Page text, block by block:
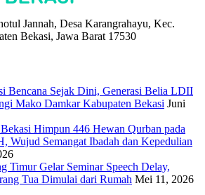
Jannah, Desa Karangrahayu, Kec.
Bekasi, Jawa Barat 17530
Bencana Sejak Dini, Generasi Belia LDII
Mako Damkar Kabupaten Bekasi Juni
Himpun 446 Hewan Qurban pada
Wujud Semangat Ibadah dan Kepedulian
Timur Gelar Seminar Speech Delay,
Tua Dimulai dari Rumah Mei 11, 2026